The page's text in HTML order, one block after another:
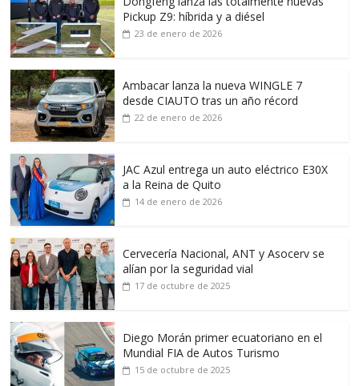
Pickup Z9: híbrida y a diésel
23 de enero de 2026
Ambacar lanza la nueva WINGLE 7
desde CIAUTO tras un año récord
22 de enero de 2026
JAC Azul entrega un auto eléctrico E30X
a la Reina de Quito
14 de enero de 2026
Cervecería Nacional, ANT y Asocerv se
alían por la seguridad vial
17 de octubre de 2025
Diego Morán primer ecuatoriano en el
Mundial FIA de Autos Turismo
15 de octubre de 2025